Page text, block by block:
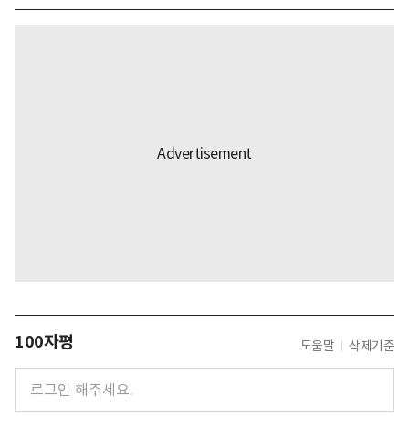
100자평 도움말 삭제기준